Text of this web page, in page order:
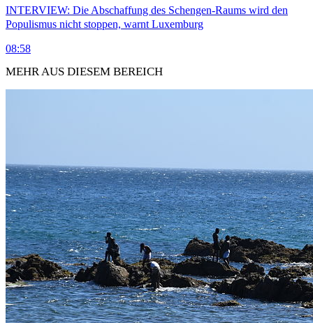
INTERVIEW: Die Abschaffung des Schengen-Raums wird den
Populismus nicht stoppen, warnt Luxemburg
08:58
MEHR AUS DIESEM BEREICH